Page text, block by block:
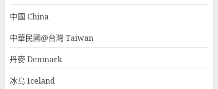
中國 China
中華民國@台灣 Taiwan
丹麥 Denmark
冰島 Iceland